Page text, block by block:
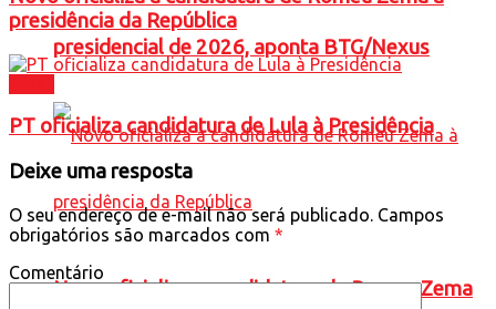
presidencial de 2026, aponta BTG/Nexus
Novo oficializa a candidatura de Romeu Zema
presidência da República
PT oficializa candidatura de Lula à Presidência
Deixe uma resposta
O seu endereço de e-mail não será publicado. Campos
obrigatórios são marcados com *
Comentário